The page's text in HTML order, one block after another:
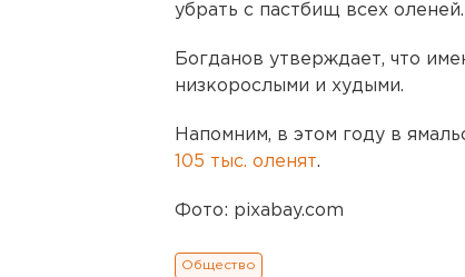
убрать с пастбищ всех оленей.
Богданов утверждает, что
низкорослыми и худыми.
Напомним, в этом году в
105 тыс. оленят.
Фото: pixabay.com
Общество